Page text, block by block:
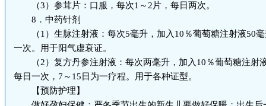
（3）参茸片：口服，每次1～2片，每日两次。
8．中药针剂
（1）生脉注射液：每次5毫升，加入10％葡萄糖注射液50毫
一次。用于阳气虚衰证。
（2）复方丹参注射液：每次两毫升，加入10％葡萄糖注射
每日一次，7～15日为一疗程。用于各种证型。
【预防护理】